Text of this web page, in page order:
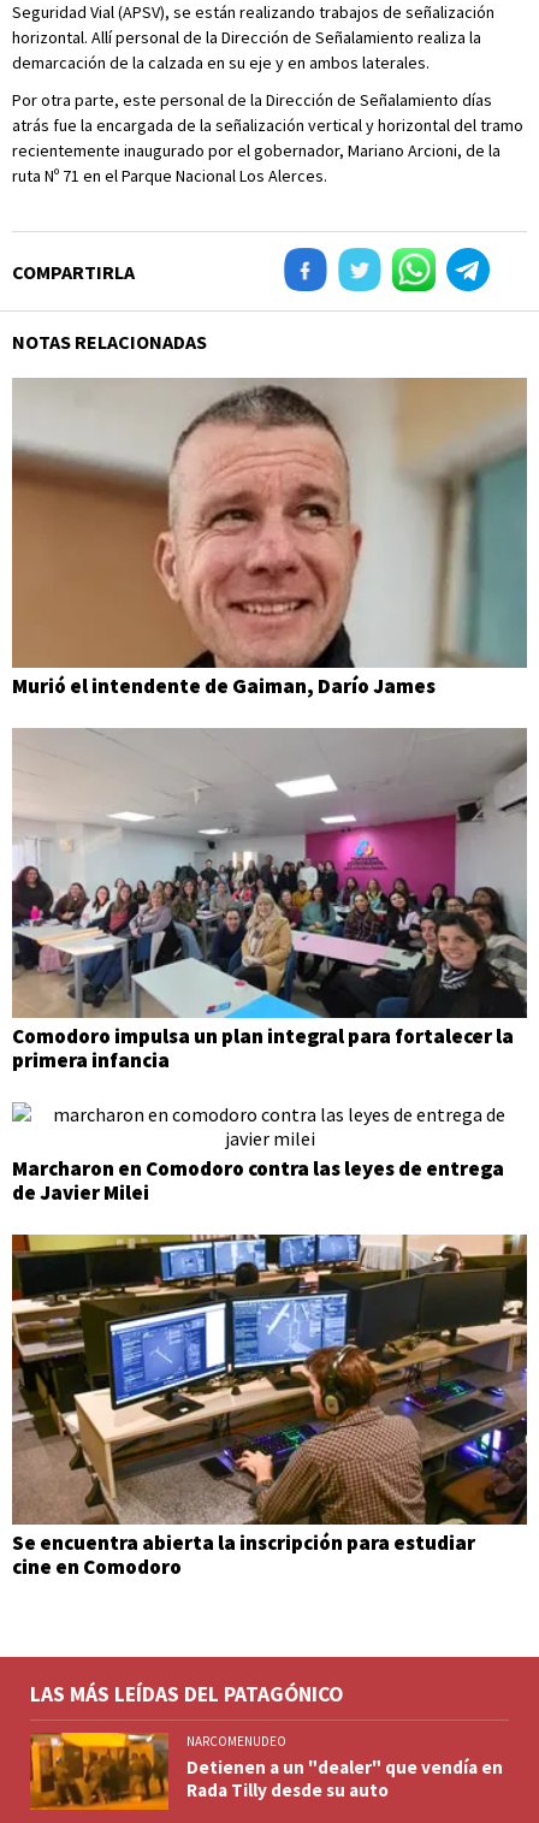
Seguridad Vial (APSV), se están realizando trabajos de señalización
horizontal. Allí personal de la Dirección de Señalamiento realiza la
demarcación de la calzada en su eje y en ambos laterales.
Por otra parte, este personal de la Dirección de Señalamiento días
atrás fue la encargada de la señalización vertical y horizontal del tramo
recientemente inaugurado por el gobernador, Mariano Arcioni, de la
ruta Nº 71 en el Parque Nacional Los Alerces.
COMPARTIRLA
NOTAS RELACIONADAS
Murió el intendente de Gaiman, Darío James
Comodoro impulsa un plan integral para fortalecer la
primera infancia
Marcharon en Comodoro contra las leyes de entrega
de Javier Milei
Se encuentra abierta la inscripción para estudiar
cine en Comodoro
LAS MÁS LEÍDAS DEL PATAGÓNICO
NARCOMENUDEO
Detienen a un "dealer" que vendía en
Rada Tilly desde su auto